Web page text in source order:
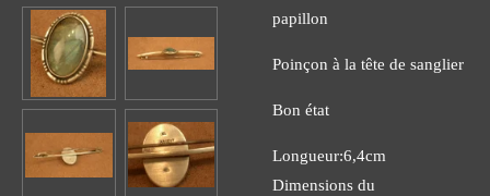
papillon
Poinçon à la tête de sanglier
Bon état
Longueur:6,4cm
Dimensions du